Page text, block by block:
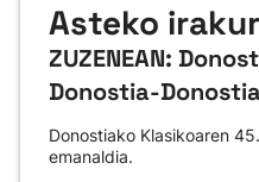
Asteko
ZUZENEAN:
Donostia-
Donostiako Klasikoaren
emanaldia.